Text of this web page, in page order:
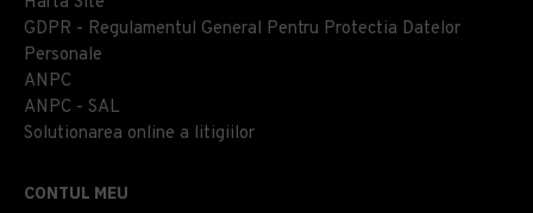
GDPR - Regulamentul General Pentru Protectia Datelor
Personale
ANPC
ANPC - SAL
Solutionarea online a litigiilor
CONTUL MEU